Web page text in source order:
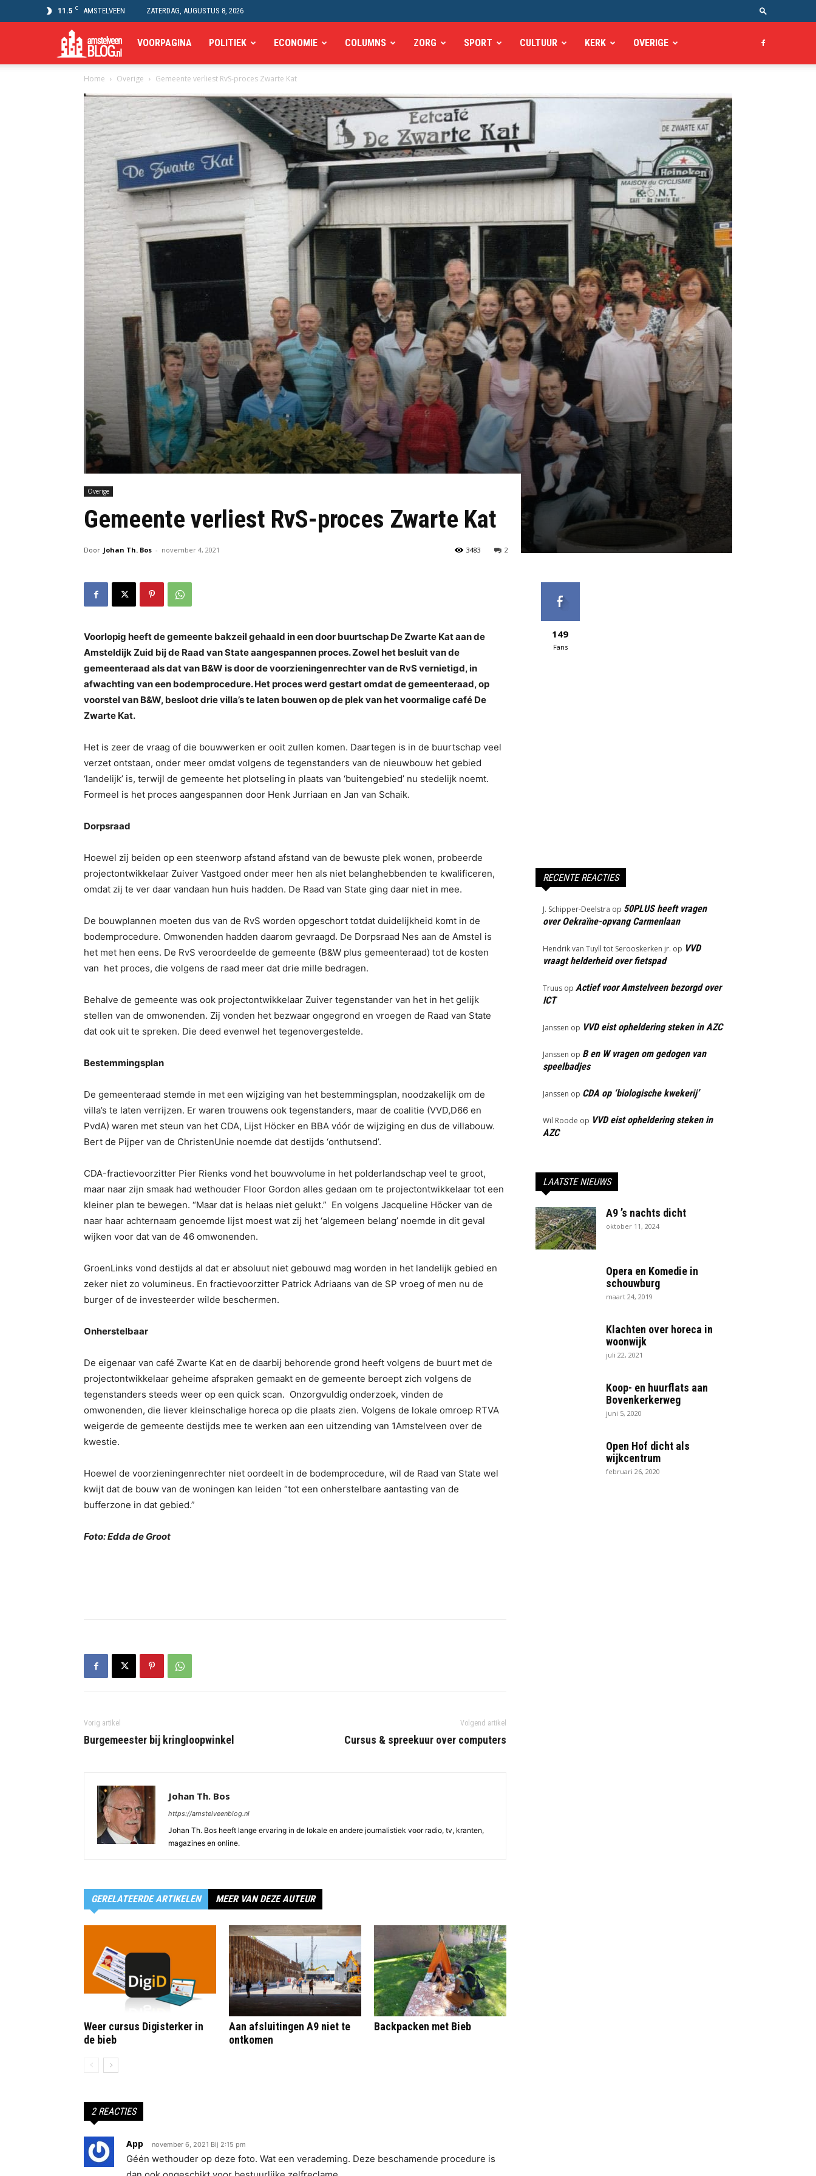
11.5 C AMSTELVEEN ZATERDAG, AUGUSTUS 8, 2026
Amstelveen
Blog
VOORPAGINA POLITIEK ECONOMIE COLUMNS ZORG SPORT CULTUUR KERK OVERIGE
Home Overige Gemeente verliest RvS-proces Zwarte Kat
Overige
Gemeente verliest RvS-proces Zwarte Kat
Door Johan Th. Bos - november 4, 2021 2
3483
Voorlopig heeft de gemeente bakzeil gehaald in een door buurtschap De Zwarte Kat aan de
Amsteldijk Zuid bij de Raad van State aangespannen proces. Zowel het besluit van de
gemeenteraad als dat van B&W is door de voorzieningenrechter van de RvS vernietigd, in
afwachting van een bodemprocedure. Het proces werd gestart omdat de gemeenteraad, op
voorstel van B&W, besloot drie villa’s te laten bouwen op de plek van het voormalige café De
Zwarte Kat.
Het is zeer de vraag of die bouwwerken er ooit zullen komen. Daartegen is in de buurtschap veel
verzet ontstaan, onder meer omdat volgens de tegenstanders van de nieuwbouw het gebied
‘landelijk’ is, terwijl de gemeente het plotseling in plaats van ‘buitengebied’ nu stedelijk noemt.
Formeel is het proces aangespannen door Henk Jurriaan en Jan van Schaik.
Dorpsraad
Hoewel zij beiden op een steenworp afstand afstand van de bewuste plek wonen, probeerde
projectontwikkelaar Zuiver Vastgoed onder meer hen als niet belanghebbenden te kwalificeren,
omdat zij te ver daar vandaan hun huis hadden. De Raad van State ging daar niet in mee.
De bouwplannen moeten dus van de RvS worden opgeschort totdat duidelijkheid komt in de
bodemprocedure. Omwonenden hadden daarom gevraagd. De Dorpsraad Nes aan de Amstel is
het met hen eens. De RvS veroordeelde de gemeente (B&W plus gemeenteraad) tot de kosten
van het proces, die volgens de raad meer dat drie mille bedragen.
Behalve de gemeente was ook projectontwikkelaar Zuiver tegenstander van het in het gelijk
stellen van de omwonenden. Zij vonden het bezwaar ongegrond en vroegen de Raad van State
dat ook uit te spreken. Die deed evenwel het tegenovergestelde.
Bestemmingsplan
De gemeenteraad stemde in met een wijziging van het bestemmingsplan, noodzakelijk om de
villa’s te laten verrijzen. Er waren trouwens ook tegenstanders, maar de coalitie (VVD,D66 en
PvdA) waren met steun van het CDA, Lijst Höcker en BBA vóór de wijziging en dus de villabouw.
Bert de Pijper van de ChristenUnie noemde dat destijds ‘onthutsend’.
CDA-fractievoorzitter Pier Rienks vond het bouwvolume in het polderlandschap veel te groot,
maar naar zijn smaak had wethouder Floor Gordon alles gedaan om te projectontwikkelaar tot een
kleiner plan te bewegen. “Maar dat is helaas niet gelukt.” En volgens Jacqueline Höcker van de
naar haar achternaam genoemde lijst moest wat zij het ‘algemeen belang’ noemde in dit geval
wijken voor dat van de 46 omwonenden.
GroenLinks vond destijds al dat er absoluut niet gebouwd mag worden in het landelijk gebied en
zeker niet zo volumineus. En fractievoorzitter Patrick Adriaans van de SP vroeg of men nu de
burger of de investeerder wilde beschermen.
Onherstelbaar
De eigenaar van café Zwarte Kat en de daarbij behorende grond heeft volgens de buurt met de
projectontwikkelaar geheime afspraken gemaakt en de gemeente beroept zich volgens de
tegenstanders steeds weer op een quick scan. Onzorgvuldig onderzoek, vinden de
omwonenden, die liever kleinschalige horeca op die plaats zien. Volgens de lokale omroep RTVA
weigerde de gemeente destijds mee te werken aan een uitzending van 1Amstelveen over de
kwestie.
Hoewel de voorzieningenrechter niet oordeelt in de bodemprocedure, wil de Raad van State wel
kwijt dat de bouw van de woningen kan leiden “tot een onherstelbare aantasting van de
bufferzone in dat gebied.”
Foto: Edda de Groot
Vorig artikel
Burgemeester bij kringloopwinkel
Volgend artikel
Cursus & spreekuur over computers
Johan Th. Bos
https://amstelveenblog.nl
Johan Th. Bos heeft lange ervaring in de lokale en andere journalistiek voor radio, tv, kranten,
magazines en online.
GERELATEERDE ARTIKELEN MEER VAN DEZE AUTEUR
Weer cursus Digisterker in
de bieb
Aan afsluitingen A9 niet te
ontkomen
Backpacken met Bieb
2 REACTIES
App november 6, 2021 Bij 2:15 pm
Géén wethouder op deze foto. Wat een verademing. Deze beschamende procedure is
149
Fans
RECENTE REACTIES
J. Schipper-Deelstra op 50PLUS heeft vragen
over Oekraïne-opvang Carmenlaan
Hendrik van Tuyll tot Serooskerken jr. op VVD
vraagt helderheid over fietspad
Truus op Actief voor Amstelveen bezorgd over
ICT
Janssen op VVD eist opheldering steken in AZC
Janssen op B en W vragen om gedogen van
speelbadjes
Janssen op CDA op ‘biologische kwekerij’
Wil Roode op VVD eist opheldering steken in
AZC
LAATSTE NIEUWS
A9 ’s nachts dicht
oktober 11, 2024
Opera en Komedie in
schouwburg
maart 24, 2019
Klachten over horeca in
woonwijk
juli 22, 2021
Koop- en huurflats aan
Bovenkerkerweg
juni 5, 2020
Open Hof dicht als
wijkcentrum
februari 26, 2020